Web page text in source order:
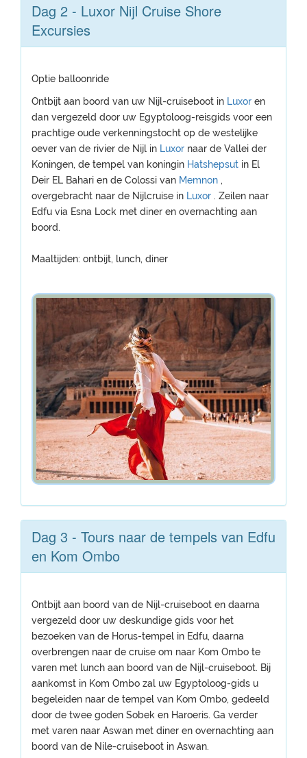
Dag 2 - Luxor Nijl Cruise Shore
Excursies
Optie balloonride
Ontbijt aan boord van uw Nijl-cruiseboot in Luxor en
dan vergezeld door uw Egyptoloog-reisgids voor een
prachtige oude verkenningstocht op de westelijke
oever van de rivier de Nijl in Luxor naar de Vallei der
Koningen, de tempel van koningin Hatshepsut in El
Deir EL Bahari en de Colossi van Memnon ,
overgebracht naar de Nijlcruise in Luxor . Zeilen naar
Edfu via Esna Lock met diner en overnachting aan
boord.
Maaltijden: ontbijt, lunch, diner
Dag 3 - Tours naar de tempels van Edfu
en Kom Ombo
Ontbijt aan boord van de Nijl-cruiseboot en daarna
vergezeld door uw deskundige gids voor het
bezoeken van de Horus-tempel in Edfu, daarna
overbrengen naar de cruise om naar Kom Ombo te
varen met lunch aan boord van de Nijl-cruiseboot. Bij
aankomst in Kom Ombo zal uw Egyptoloog-gids u
begeleiden naar de tempel van Kom Ombo, gedeeld
door de twee goden Sobek en Haroeris. Ga verder
met varen naar Aswan met diner en overnachting aan
boord van de Nile-cruiseboot in Aswan.